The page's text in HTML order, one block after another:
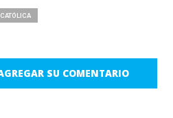
SU COMENTARIO